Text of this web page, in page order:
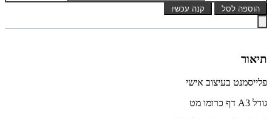
הוספה לסל קנה עכשיו
תיאור
פלייסמנט בעיצוב אישי
גודל A3 דף כרומו מט